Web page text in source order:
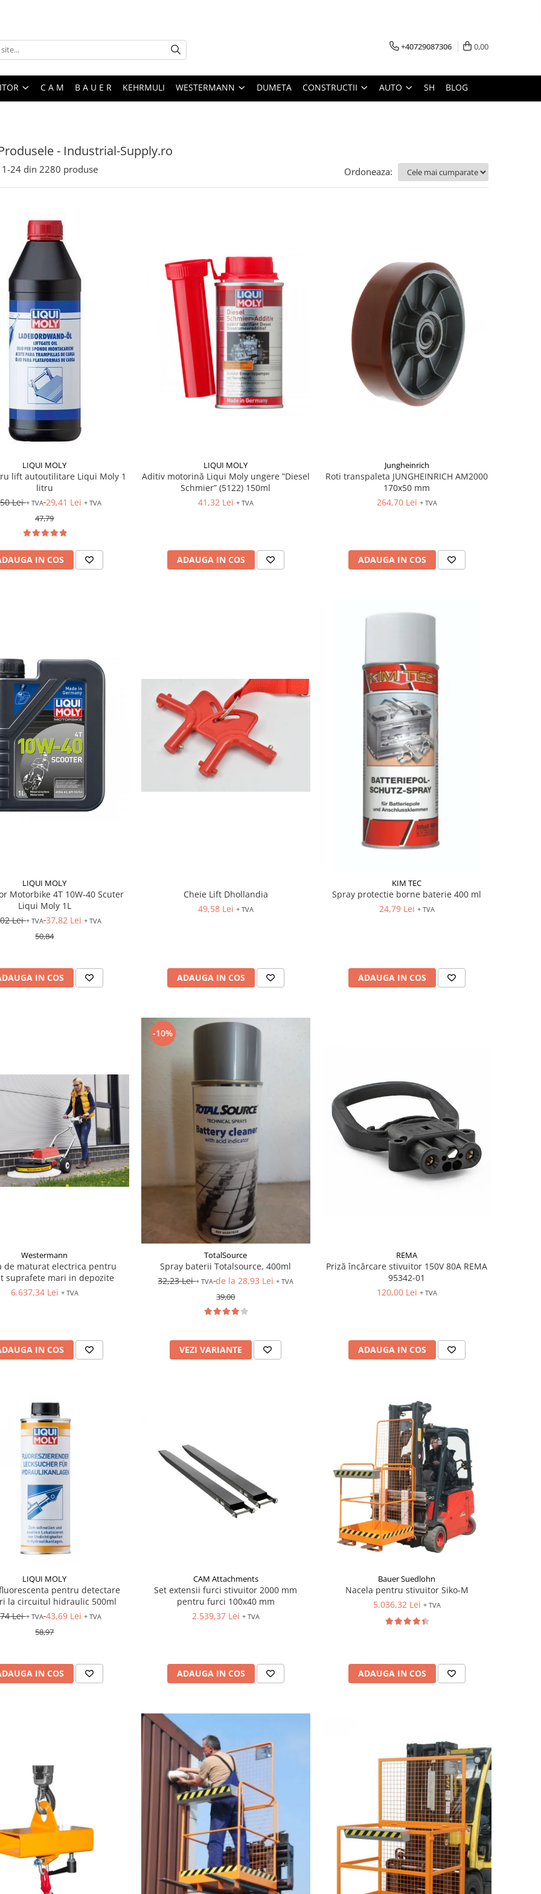
+40729087306 0,00
C A M B A U E R KEHRMULI WESTERMANN DUMETA CONSTRUCTII AUTO SH BLOG
- Industrial-Supply.ro
1-24 din 2280 produse Ordoneaza:
LIQUI MOLY
lift autoutilitare Liqui Moly 1
litru
Lei+ TVA 29,41 Lei + TVA
47,79
IN COS
LIQUI MOLY
Aditiv motorină Liqui Moly ungere ”Diesel
Schmier” (5122) 150ml
41,32 Lei + TVA
ADAUGA IN COS
Jungheinrich
Roti transpaleta JUNGHEINRICH AM2000
170x50 mm
264,70 Lei + TVA
ADAUGA IN COS
LIQUI MOLY
Motorbike 4T 10W-40 Scuter
Liqui Moly 1L
Lei+ TVA 37,82 Lei + TVA
50,84
IN COS
Cheie Lift Dhollandia
49,58 Lei + TVA
ADAUGA IN COS
KIM TEC
Spray protectie borne baterie 400 ml
24,79 Lei + TVA
ADAUGA IN COS
Westermann
de maturat electrica pentru
suprafete mari in depozite
6.637,34 Lei + TVA
IN COS
-10%
TotalSource
Spray baterii Totalsource, 400ml
32,23 Lei+ TVA de la 28,93 Lei+ TVA
39,00
VEZI VARIANTE
REMA
Priză încărcare stivuitor 150V 80A REMA
95342-01
120,00 Lei + TVA
ADAUGA IN COS
LIQUI MOLY
pentru detectare
la circuitul hidraulic 500ml
Lei+ TVA 43,69 Lei + TVA
58,97
IN COS
CAM Attachments
Set extensii furci stivuitor 2000 mm
pentru furci 100x40 mm
2.539,37 Lei + TVA
ADAUGA IN COS
Bauer Suedlohn
Nacela pentru stivuitor Siko-M
5.036,32 Lei + TVA
ADAUGA IN COS